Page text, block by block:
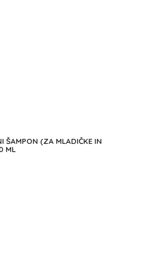
ŠAMPON (ZA MLADIČKE IN
ML